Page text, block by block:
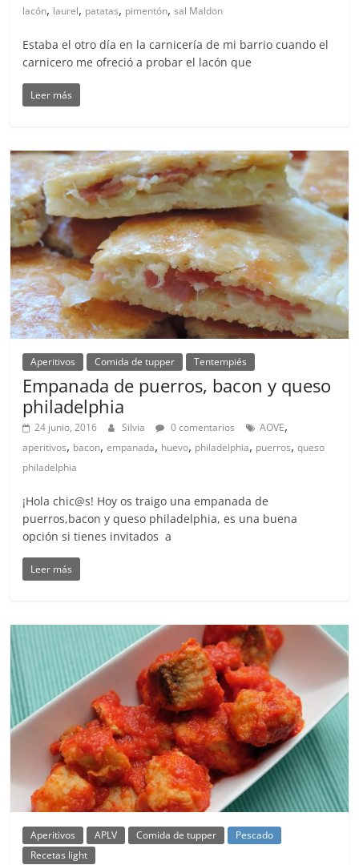
lacón, laurel, patatas, pimentón,sal Maldon
Estaba el otro día en la carnicería de mi barrio cuando el
carnicero me ofreció a probar el lacón que
Leer más
Aperitivos Comida de tupper Tentempiés
Empanada de puerros, bacon y queso
philadelphia
24 junio, 2016 Silvia 0 comentarios AOVE,
aperitivos, bacon,empanada, huevo, philadelphia, puerros,queso
philadelphia
¡Hola chic@s! Hoy os traigo una empanada de
puerros,bacon y queso philadelphia, es una buena
opción si tienes invitados a
Leer más
Aperitivos APLV Comida de tupper
Pescado
Recetas light